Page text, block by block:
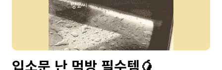
입소문 난 먹방 필수템🥭